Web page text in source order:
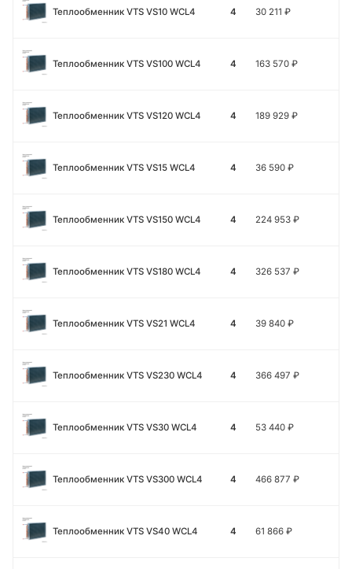
Теплообменник VTS VS10 WCL4 4 30 211 ₽
Теплообменник VTS VS100 WCL4 4 163 570 ₽
Теплообменник VTS VS120 WCL4 4 189 929 ₽
Теплообменник VTS VS15 WCL4 4 36 590 ₽
Теплообменник VTS VS150 WCL4 4 224 953 ₽
Теплообменник VTS VS180 WCL4 4 326 537 ₽
Теплообменник VTS VS21 WCL4 4 39 840 ₽
Теплообменник VTS VS230 WCL4 4 366 497 ₽
Теплообменник VTS VS30 WCL4 4 53 440 ₽
Теплообменник VTS VS300 WCL4 4 466 877 ₽
Теплообменник VTS VS40 WCL4 4 61 866 ₽